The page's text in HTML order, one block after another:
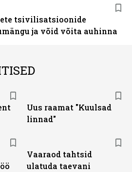
tsivilisatsioonide
ja võid võita auhinna
Uus raamat "Kuulsad
linnad"
Vaaraod tahtsid
ulatuda taevani